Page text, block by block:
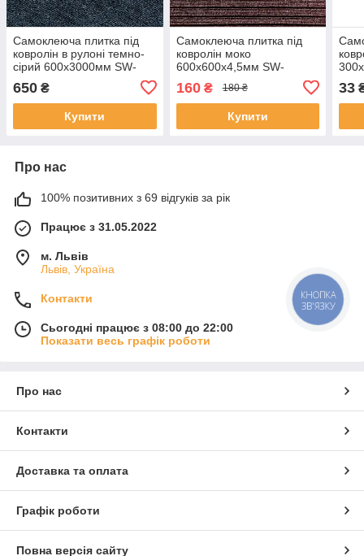
Самоклеюча плитка під
ковролін в рулоні темно-
сірий 600х3000мм SW-
650 ₴
Купити
Самоклеюча плитка під
ковролін моко
600х600х4,5мм SW-
160₴ 180 ₴
Купити
33
Про нас
100% позитивних з 69 відгуків за рік
Працює з 31.05.2022
м. Львів
Львів, Україна
Контакти
Сьогодні працює з 08:00 до 22:00
Показати весь графік роботи
Про нас
Контакти
Доставка та оплата
Графік роботи
Повна версія сайту
КНОПКА
ЗВ'ЯЗКУ